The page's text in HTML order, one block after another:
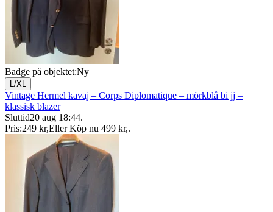
Badge på objektet:Ny
L/XL
Vintage Hermel kavaj – Corps Diplomatique – mörkblå bi jj –
klassisk blazer
Sluttid20 aug 18:44.
Pris:249 kr,Eller Köp nu 499 kr,.